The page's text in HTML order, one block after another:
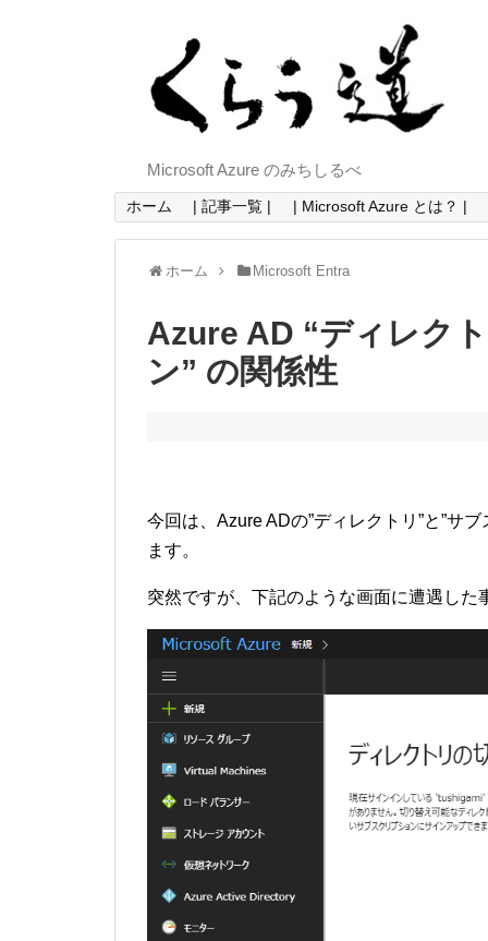
Microsoft Azure のみちしるべ
ホーム | 記事一覧 | | Microsoft Azure とは？ |
ホーム Microsoft Entra
Azure AD “ディレク
ン” の関係性
今回は、Azure ADの”ディレクトリ”と”サ
ます。
突然ですが、下記のような画面に遭遇した